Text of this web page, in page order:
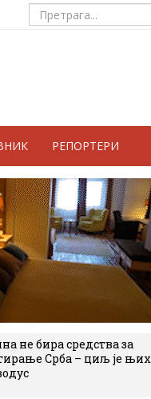
РЕПОРТЕРИ
не бира средства за
Срба – циљ је